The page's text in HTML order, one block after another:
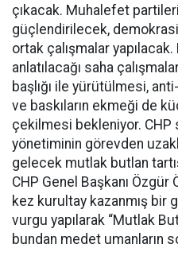
çıkacak. Muhalefet
güçlendirilecek, demokrasi
ortak çalışmalar yapılacak.
anlatılacağı saha
başlığı ile yürütülmesi,
ve baskıların ekmeği de
çekilmesi bekleniyor. CHP
yönetiminin görevden
gelecek mutlak butlan
CHP Genel Başkanı Özgür
kez kurultay kazanmış bir
vurgu yapılarak “Mutlak
bundan medet umanların